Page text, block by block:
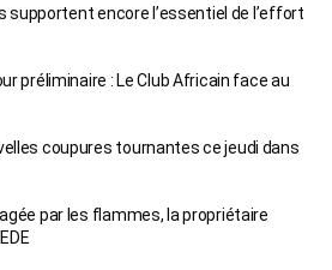
supportent encore l’essentiel de l’effort
préliminaire : Le Club Africain face au
coupures tournantes ce jeudi dans
par les flammes, la propriétaire